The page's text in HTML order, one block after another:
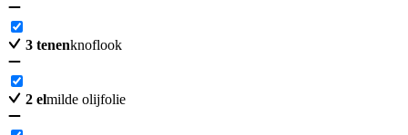
3 tenenknoflook
2 elmilde olijfolie